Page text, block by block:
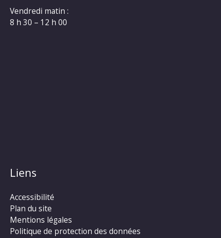
Vendredi matin :
8 h 30 – 12 h 00
Liens
Accessibilité
Plan du site
Mentions légales
Politique de protection des données